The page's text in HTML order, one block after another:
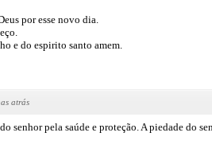
por esse novo dia.
e do espirito santo amem.
atrás
senhor pela saúde e proteção. A piedade do